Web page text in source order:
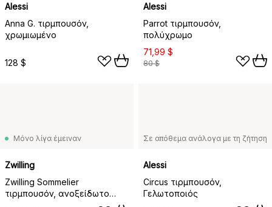
Alessi
Anna G. τιρμπουσόν,
χρωμιωμένο
128 $
Alessi
Parrot τιρμπουσόν,
πολύχρωμο
71,99 $
80 $
Μόνο λίγα έμειναν
Zwilling
Zwilling Sommelier
τιρμπουσόν, ανοξείδωτο
Σε απόθεμα ανάλογα με τη ζήτηση
Alessi
Circus τιρμπουσόν,
Γελωτοποιός